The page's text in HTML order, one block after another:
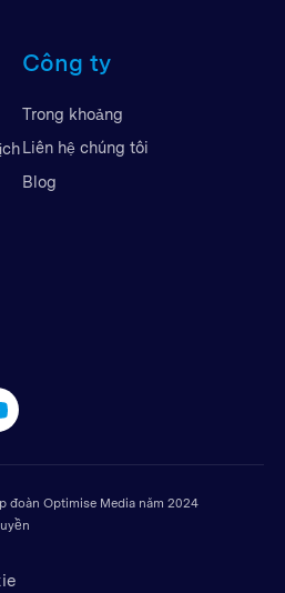
Công ty
Trong khoảng
Liên hệ chúng tôi
Blog
đoàn Optimise Media năm 2024